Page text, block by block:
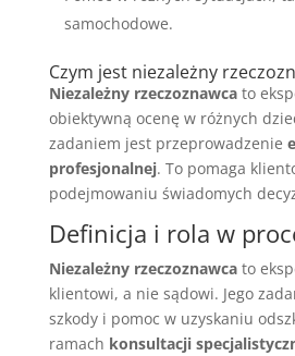
samochodowe.
Czym jest niezależny
Niezależny rzeczoznawcato
obiektywną ocenę w różnych
zadaniem jest przeprowadzenie
profesjonalnej. To pomaga
podejmowaniu świadomych
Definicja i rola w
Niezależny rzeczoznawcato
klientowi, a nie sądowi. Jego
szkody i pomoc w uzyskaniu
ramach konsultacji